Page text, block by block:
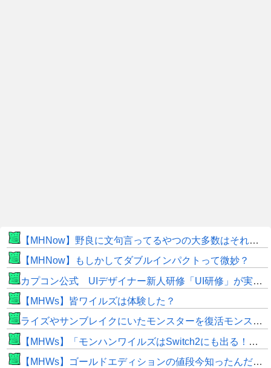
【MHNow】野良に文句言ってるやつの大多数はそれしてないだけの雑魚だから聞く耳持つだけムダよ
【MHNow】もしかしてダブルインパクトって微妙？
カプコン公式 UIデザイナー新人研修「UI研修」が実装まで進みました！
【MHWs】皆ワイルズは体験した？
ライズやサンブレイクにいたモンスターを復活モンスターと呼ぶのはやめよう
【MHWs】「モンハンワイルズはSwitch2にも出る！」👈こいつにかけたい言葉ｗｗｗｗｗｗｗｗｗ
【MHWs】ゴールドエディションの値段今知ったんだけどやっっっっっっすwwwww